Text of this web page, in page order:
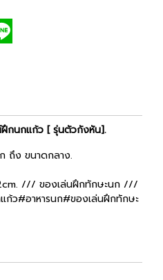
กนกแก้ว [ รุ่นตัวกังหัน].
ถึง ขนาดกลาง.
/// ของเล่นฝึกทักษะนก ///
ว#อาหารนก#ของเล่นฝึกทักษะ